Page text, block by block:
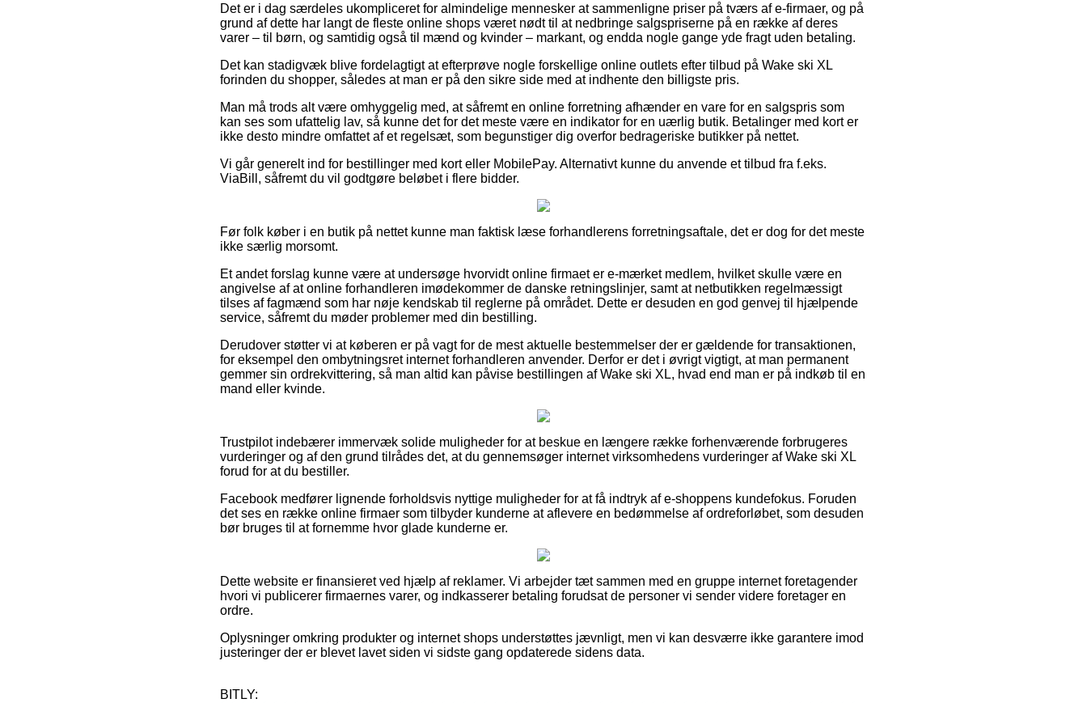
Det er i dag særdeles ukompliceret for almindelige mennesker at sammenligne priser på tværs af e-firmaer, og på
grund af dette har langt de fleste online shops været nødt til at nedbringe salgspriserne på en række af deres
varer – til børn, og samtidig også til mænd og kvinder – markant, og endda nogle gange yde fragt uden betaling.
Det kan stadigvæk blive fordelagtigt at efterprøve nogle forskellige online outlets efter tilbud på Wake ski XL
forinden du shopper, således at man er på den sikre side med at indhente den billigste pris.
Man må trods alt være omhyggelig med, at såfremt en online forretning afhænder en vare for en salgspris som
kan ses som ufattelig lav, så kunne det for det meste være en indikator for en uærlig butik. Betalinger med kort er
ikke desto mindre omfattet af et regelsæt, som begunstiger dig overfor bedrageriske butikker på nettet.
Vi går generelt ind for bestillinger med kort eller MobilePay. Alternativt kunne du anvende et tilbud fra f.eks.
ViaBill, såfremt du vil godtgøre beløbet i flere bidder.
Før folk køber i en butik på nettet kunne man faktisk læse forhandlerens forretningsaftale, det er dog for det meste
ikke særlig morsomt.
Et andet forslag kunne være at undersøge hvorvidt online firmaet er e-mærket medlem, hvilket skulle være en
angivelse af at online forhandleren imødekommer de danske retningslinjer, samt at netbutikken regelmæssigt
tilses af fagmænd som har nøje kendskab til reglerne på området. Dette er desuden en god genvej til hjælpende
service, såfremt du møder problemer med din bestilling.
Derudover støtter vi at køberen er på vagt for de mest aktuelle bestemmelser der er gældende for transaktionen,
for eksempel den ombytningsret internet forhandleren anvender. Derfor er det i øvrigt vigtigt, at man permanent
gemmer sin ordrekvittering, så man altid kan påvise bestillingen af Wake ski XL, hvad end man er på indkøb til en
mand eller kvinde.
Trustpilot indebærer immervæk solide muligheder for at beskue en længere række forhenværende forbrugeres
vurderinger og af den grund tilrådes det, at du gennemsøger internet virksomhedens vurderinger af Wake ski XL
forud for at du bestiller.
Facebook medfører lignende forholdsvis nyttige muligheder for at få indtryk af e-shoppens kundefokus. Foruden
det ses en række online firmaer som tilbyder kunderne at aflevere en bedømmelse af ordreforløbet, som desuden
bør bruges til at fornemme hvor glade kunderne er.
Dette website er finansieret ved hjælp af reklamer. Vi arbejder tæt sammen med en gruppe internet foretagender
hvori vi publicerer firmaernes varer, og indkasserer betaling forudsat de personer vi sender videre foretager en
ordre.
Oplysninger omkring produkter og internet shops understøttes jævnligt, men vi kan desværre ikke garantere imod
justeringer der er blevet lavet siden vi sidste gang opdaterede sidens data.
BITLY: